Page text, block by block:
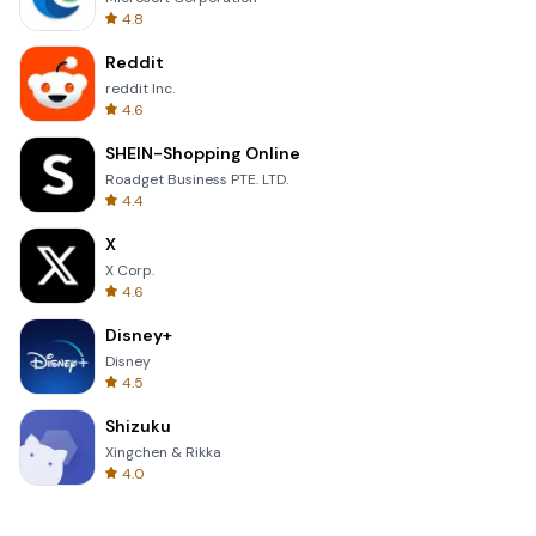
4.8
Reddit
reddit Inc.
4.6
SHEIN-Shopping Online
Roadget Business PTE. LTD.
4.4
X
X Corp.
4.6
Disney+
Disney
4.5
Shizuku
Xingchen & Rikka
4.0